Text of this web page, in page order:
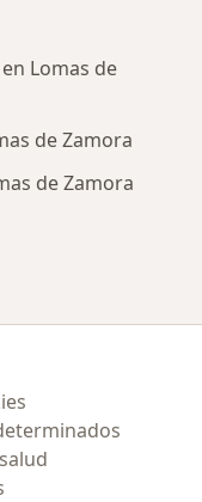
Lomas de
de Zamora
de Zamora